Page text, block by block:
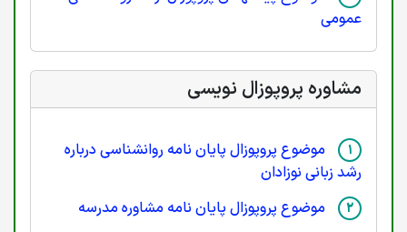
عمومی
مشاوره پروپوزال نویسی
موضوع پروپوزال پایان نامه روانشناسی درباره
رشد زبانی نوزادان
موضوع پروپوزال پایان نامه مشاوره مدرسه